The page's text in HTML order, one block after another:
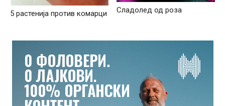
5 растенија против комарци Сладолед од роза